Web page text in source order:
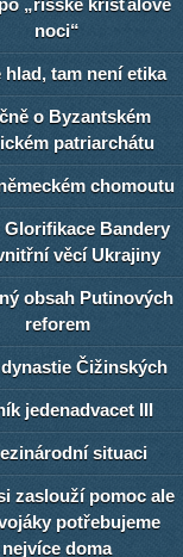
„říšské křišťálové
noci“
hlad, tam není etika
o Byzantském
patriarchátu
chomoutu
Glorifikace Bandery
věcí Ukrajiny
obsah Putinových
reforem
Čižinských
jedenadvacet III
situaci
zaslouží pomoc ale
potřebujeme
nejvíce doma